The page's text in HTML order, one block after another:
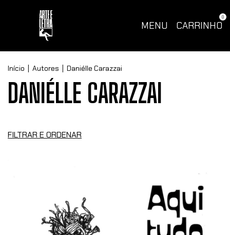
MENU CARRINHO
0
Início Autores Daniélle Carazzai
DANIÉLLE CARAZZAI
FILTRAR E ORDENAR